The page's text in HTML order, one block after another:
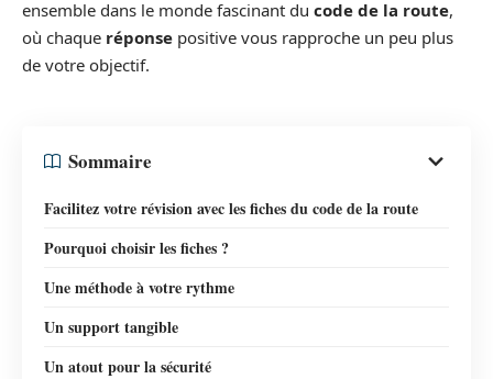
ensemble dans le monde fascinant du code de la route,
où chaque réponse positive vous rapproche un peu plus
de votre objectif.
Sommaire
Facilitez votre révision avec les fiches du code de la route
Pourquoi choisir les fiches ?
Une méthode à votre rythme
Un support tangible
Un atout pour la sécurité